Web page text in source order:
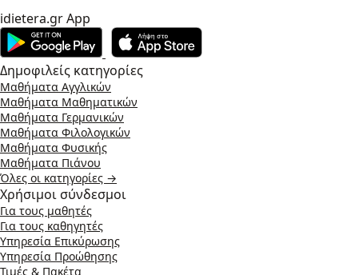
idietera.gr App
Δημοφιλείς κατηγορίες
Μαθήματα Αγγλικών
Μαθήματα Μαθηματικών
Μαθήματα Γερμανικών
Μαθήματα Φιλολογικών
Μαθήματα Φυσικής
Μαθήματα Πιάνου
Όλες οι κατηγορίες →
Χρήσιμοι σύνδεσμοι
Για τους μαθητές
Για τους καθηγητές
Υπηρεσία Επικύρωσης
Υπηρεσία Προώθησης
Τιμές & Πακέτα